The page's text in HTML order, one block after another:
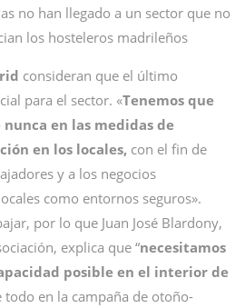
no han llegado a un sector que no
los hosteleros madrileños
consideran que el último
para el sector. «Tenemos que
en las medidas de
en los locales, con el fin de
y a los negocios
como entornos seguros».
por lo que Juan José Blardony,
explica que “necesitamos
posible en el interior de
todo en la campaña de otoño-